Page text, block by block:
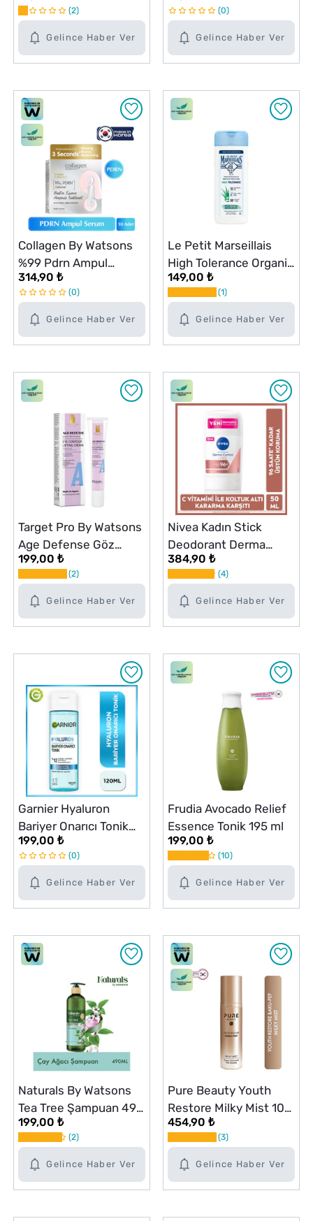
Gelince Haber Ver
Serum 30 ml
2
Gelince Haber Ver
0
Gelince Haber Ver
Collagen By Watsons
%99 Pdrn Ampul
Serum 10'lu
314,90 ₺
0
Gelince Haber Ver
Le Petit Marseillais
High Tolerance Organik
Aloe Vera Nemlendirici
Duş Jeli 400 ml
149,00 ₺
1
Gelince Haber Ver
Target Pro By Watsons
Age Defense Göz
Kremi 12 ml
199,00 ₺
2
Gelince Haber Ver
Nivea Kadın Stick
Deodorant Derma
Control Clinical 50 ml C
Vitamini ile Koltuk Altı
Kararma Karşıtı
384,90 ₺
4
Gelince Haber Ver
Garnier Hyaluron
Bariyer Onarıcı Tonik
120 ml
199,00 ₺
0
Gelince Haber Ver
Frudia Avocado Relief
Essence Tonik 195 ml
199,00 ₺
10
Gelince Haber Ver
Naturals By Watsons
Tea Tree Şampuan 490
ml
199,00 ₺
2
Gelince Haber Ver
Pure Beauty Youth
Restore Milky Mist 100
ml
454,90 ₺
3